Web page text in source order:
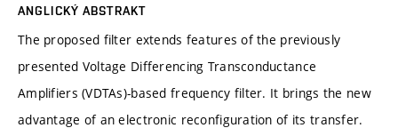
ANGLICKÝ ABSTRAKT
The proposed filter extends features of the previously
presented Voltage Differencing Transconductance
Amplifiers (VDTAs)-based frequency filter. It brings the new
advantage of an electronic reconfiguration of its transfer.